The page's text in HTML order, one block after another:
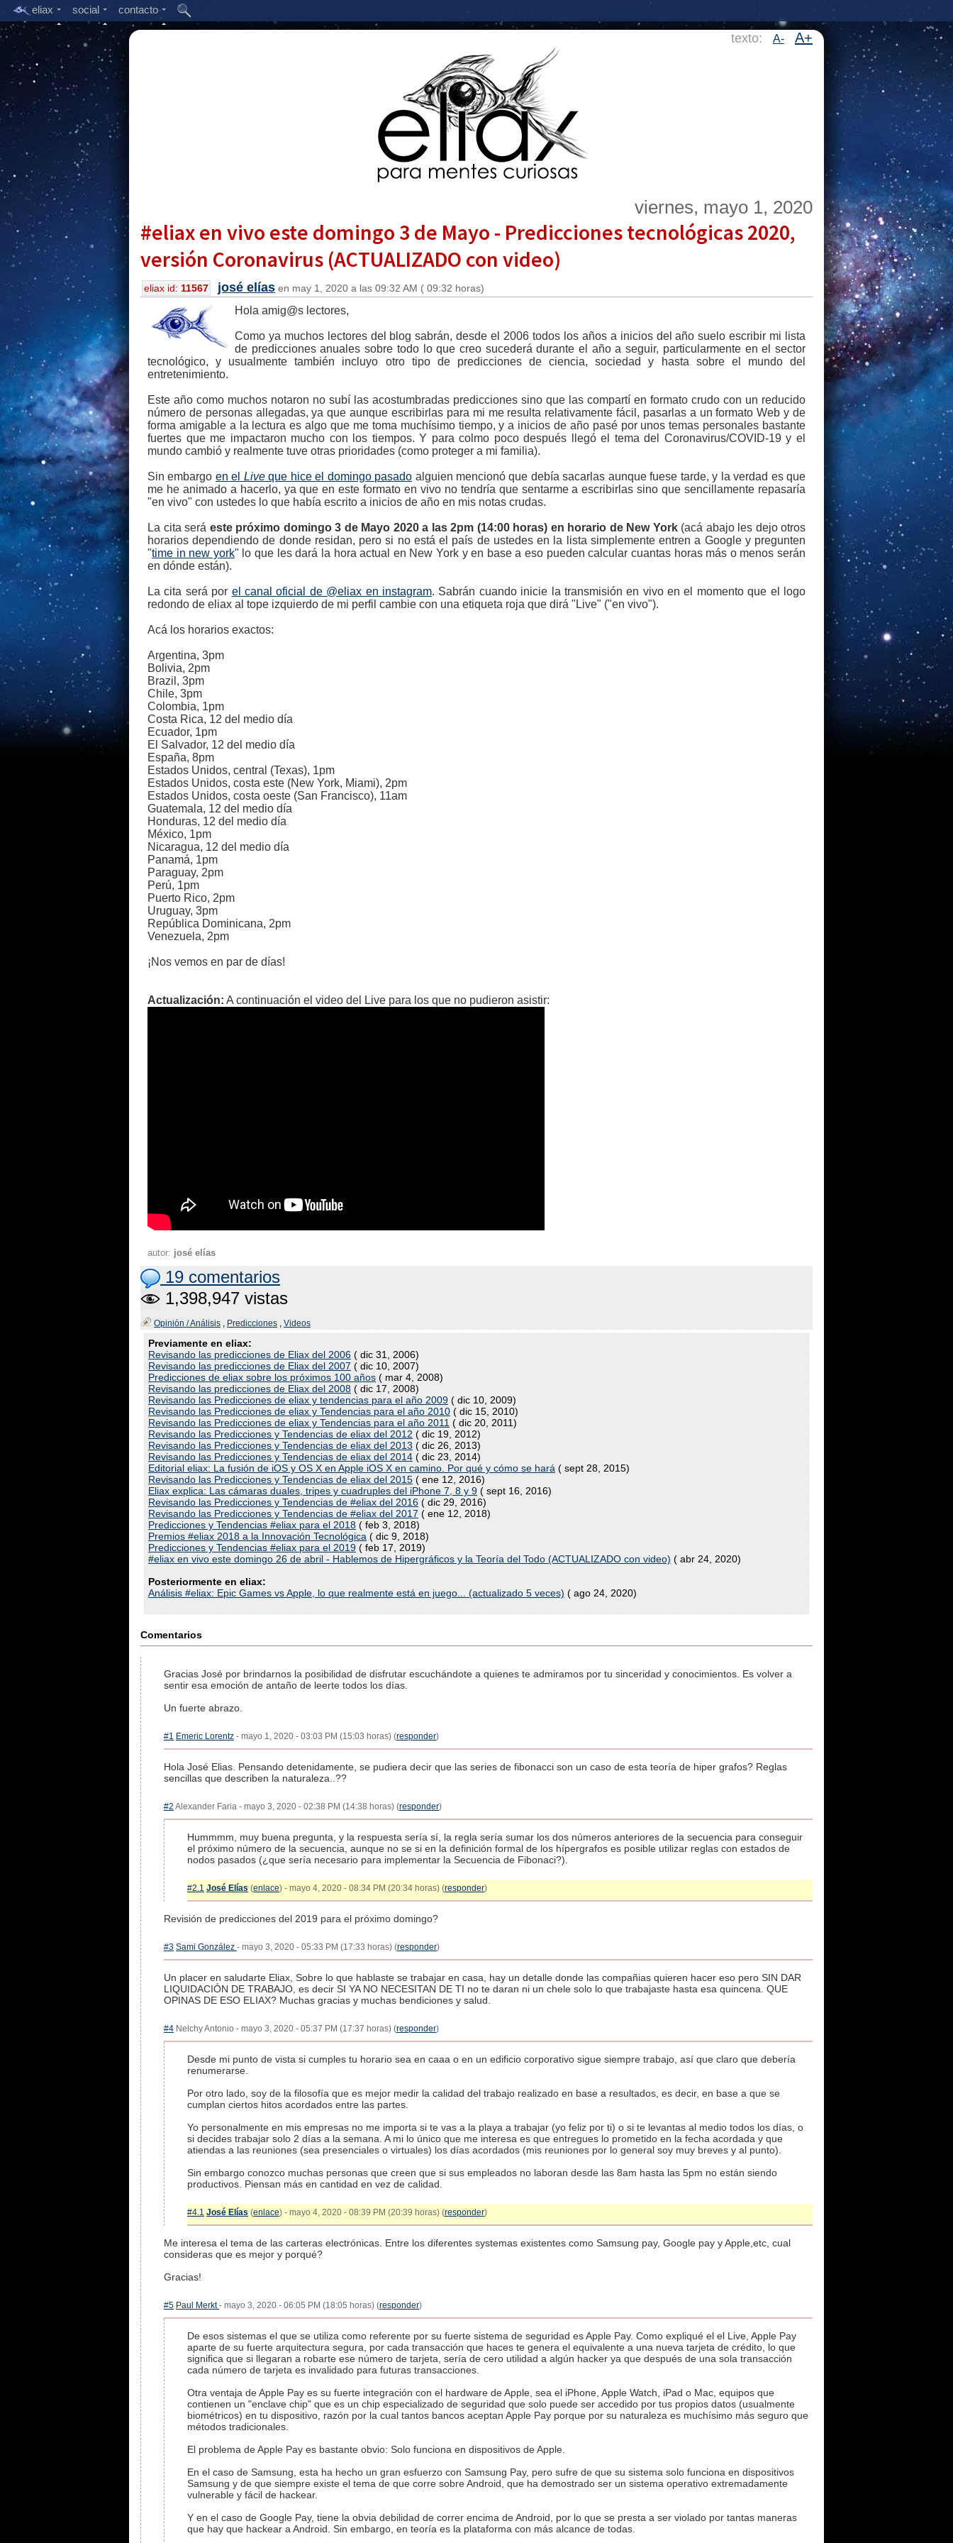
eliax social contacto
texto: A- A+
viernes, mayo 1, 2020
#eliax en vivo este domingo 3 de Mayo - Predicciones tecnológicas 2020,
versión Coronavirus (ACTUALIZADO con video)
eliax id: 11567 josé elías en may 1, 2020 a las 09:32 AM ( 09:32 horas)
Hola amig@s lectores,
Como ya muchos lectores del blog sabrán, desde el 2006 todos los años a inicios del año suelo escribir mi lista
de predicciones anuales sobre todo lo que creo sucederá durante el año a seguir, particularmente en el sector
tecnológico, y usualmente también incluyo otro tipo de predicciones de ciencia, sociedad y hasta sobre el mundo del
entretenimiento.
Este año como muchos notaron no subí las acostumbradas predicciones sino que las compartí en formato crudo con un reducido
número de personas allegadas, ya que aunque escribirlas para mi me resulta relativamente fácil, pasarlas a un formato Web y de
forma amigable a la lectura es algo que me toma muchísimo tiempo, y a inicios de año pasé por unos temas personales bastante
fuertes que me impactaron mucho con los tiempos. Y para colmo poco después llegó el tema del Coronavirus/COVID-19 y el
mundo cambió y realmente tuve otras prioridades (como proteger a mi familia).
Sin embargo en el Liveque hice el domingo pasado alguien mencionó que debía sacarlas aunque fuese tarde, y la verdad es que
me he animado a hacerlo, ya que en este formato en vivo no tendría que sentarme a escribirlas sino que sencillamente repasaría
"en vivo" con ustedes lo que había escrito a inicios de año en mis notas crudas.
La cita será este próximo domingo 3 de Mayo 2020 a las 2pm (14:00 horas) en horario de New York(acá abajo les dejo otros
horarios dependiendo de donde residan, pero si no está el país de ustedes en la lista simplemente entren a Google y pregunten
"time in new york" lo que les dará la hora actual en New York y en base a eso pueden calcular cuantas horas más o menos serán
en dónde están).
La cita será por el canal oficial de @eliax en instagram. Sabrán cuando inicie la transmisión en vivo en el momento que el logo
redondo de eliax al tope izquierdo de mi perfil cambie con una etiqueta roja que dirá "Live" ("en vivo").
Acá los horarios exactos:
Argentina, 3pm
Bolivia, 2pm
Brazil, 3pm
Chile, 3pm
Colombia, 1pm
Costa Rica, 12 del medio día
Ecuador, 1pm
El Salvador, 12 del medio día
España, 8pm
Estados Unidos, central (Texas), 1pm
Estados Unidos, costa este (New York, Miami), 2pm
Estados Unidos, costa oeste (San Francisco), 11am
Guatemala, 12 del medio día
Honduras, 12 del medio día
México, 1pm
Nicaragua, 12 del medio día
Panamá, 1pm
Paraguay, 2pm
Perú, 1pm
Puerto Rico, 2pm
Uruguay, 3pm
República Dominicana, 2pm
Venezuela, 2pm
¡Nos vemos en par de días!
Actualización: A continuación el video del Live para los que no pudieron asistir:
autor: josé elías
19 comentarios
1,398,947 vistas
Opinión / Análisis , Predicciones , Videos
Previamente en eliax:
Revisando las predicciones de Eliax del 2006 ( dic 31, 2006)
Revisando las predicciones de Eliax del 2007 ( dic 10, 2007)
Predicciones de eliax sobre los próximos 100 años ( mar 4, 2008)
Revisando las predicciones de Eliax del 2008 ( dic 17, 2008)
Revisando las Predicciones de eliax y tendencias para el año 2009 ( dic 10, 2009)
Revisando las Predicciones de eliax y Tendencias para el año 2010 ( dic 15, 2010)
Revisando las Predicciones de eliax y Tendencias para el año 2011 ( dic 20, 2011)
Revisando las Predicciones y Tendencias de eliax del 2012 ( dic 19, 2012)
Revisando las Predicciones y Tendencias de eliax del 2013 ( dic 26, 2013)
Revisando las Predicciones y Tendencias de eliax del 2014 ( dic 23, 2014)
Editorial eliax: La fusión de iOS y OS X en Apple iOS X en camino. Por qué y cómo se hará ( sept 28, 2015)
Revisando las Predicciones y Tendencias de eliax del 2015 ( ene 12, 2016)
Eliax explica: Las cámaras duales, tripes y cuadruples del iPhone 7, 8 y 9 ( sept 16, 2016)
Revisando las Predicciones y Tendencias de #eliax del 2016 ( dic 29, 2016)
Revisando las Predicciones y Tendencias de #eliax del 2017 ( ene 12, 2018)
Predicciones y Tendencias #eliax para el 2018 ( feb 3, 2018)
Premios #eliax 2018 a la Innovación Tecnológica ( dic 9, 2018)
Predicciones y Tendencias #eliax para el 2019 ( feb 17, 2019)
#eliax en vivo este domingo 26 de abril - Hablemos de Hipergráficos y la Teoría del Todo (ACTUALIZADO con video) ( abr 24, 2020)
Posteriormente en eliax:
Análisis #eliax: Epic Games vs Apple, lo que realmente está en juego... (actualizado 5 veces) ( ago 24, 2020)
Comentarios
Gracias José por brindarnos la posibilidad de disfrutar escuchándote a quienes te admiramos por tu sinceridad y conocimientos. Es volver a
sentir esa emoción de antaño de leerte todos los días.
Un fuerte abrazo.
#1 Emeric Lorentz - mayo 1, 2020 - 03:03 PM (15:03 horas) (responder)
Hola José Elias. Pensando detenidamente, se pudiera decir que las series de fibonacci son un caso de esta teoría de hiper grafos? Reglas
sencillas que describen la naturaleza..??
#2 Alexander Faria - mayo 3, 2020 - 02:38 PM (14:38 horas) (responder)
Hummmm, muy buena pregunta, y la respuesta sería sí, la regla sería sumar los dos números anteriores de la secuencia para conseguir
el próximo número de la secuencia, aunque no se si en la definición formal de los hípergrafos es posible utilizar reglas con estados de
nodos pasados (¿que sería necesario para implementar la Secuencia de Fibonaci?).
#2.1 José Elías (enlace) - mayo 4, 2020 - 08:34 PM (20:34 horas) (responder)
Revisión de predicciones del 2019 para el próximo domingo?
#3 Sami González - mayo 3, 2020 - 05:33 PM (17:33 horas) (responder)
Un placer en saludarte Eliax, Sobre lo que hablaste se trabajar en casa, hay un detalle donde las compañias quieren hacer eso pero SIN DAR
LIQUIDACIÓN DE TRABAJO, es decir SI YA NO NECESITAN DE TI no te daran ni un chele solo lo que trabajaste hasta esa quincena. QUE
OPINAS DE ESO ELIAX? Muchas gracias y muchas bendiciones y salud.
#4 Nelchy Antonio - mayo 3, 2020 - 05:37 PM (17:37 horas) (responder)
Desde mi punto de vista si cumples tu horario sea en caaa o en un edificio corporativo sigue siempre trabajo, así que claro que debería
renumerarse.
Por otro lado, soy de la filosofía que es mejor medir la calidad del trabajo realizado en base a resultados, es decir, en base a que se
cumplan ciertos hitos acordados entre las partes.
Yo personalmente en mis empresas no me importa si te vas a la playa a trabajar (yo feliz por ti) o si te levantas al medio todos los días, o
si decides trabajar solo 2 días a la semana. A mi lo único que me interesa es que entregues lo prometido en la fecha acordada y que
atiendas a las reuniones (sea presenciales o virtuales) los días acordados (mis reuniones por lo general soy muy breves y al punto).
Sin embargo conozco muchas personas que creen que si sus empleados no laboran desde las 8am hasta las 5pm no están siendo
productivos. Piensan más en cantidad en vez de calidad.
#4.1 José Elías (enlace) - mayo 4, 2020 - 08:39 PM (20:39 horas) (responder)
Me interesa el tema de las carteras electrónicas. Entre los diferentes systemas existentes como Samsung pay, Google pay y Apple,etc, cual
consideras que es mejor y porqué?
Gracias!
#5 Paul Merkt- mayo 3, 2020 - 06:05 PM (18:05 horas) (responder)
De esos sistemas el que se utiliza como referente por su fuerte sistema de seguridad es Apple Pay. Como expliqué el el Live, Apple Pay
aparte de su fuerte arquitectura segura, por cada transacción que haces te genera el equivalente a una nueva tarjeta de crédito, lo que
significa que si llegaran a robarte ese número de tarjeta, sería de cero utilidad a algún hacker ya que después de una sola transacción
cada número de tarjeta es invalidado para futuras transacciones.
Otra ventaja de Apple Pay es su fuerte integración con el hardware de Apple, sea el iPhone, Apple Watch, iPad o Mac, equipos que
contienen un "enclave chip" que es un chip especializado de seguridad que solo puede ser accedido por tus propios datos (usualmente
biométricos) en tu dispositivo, razón por la cual tantos bancos aceptan Apple Pay porque por su naturaleza es muchísimo más seguro que
métodos tradicionales.
El problema de Apple Pay es bastante obvio: Solo funciona en dispositivos de Apple.
En el caso de Samsung, esta ha hecho un gran esfuerzo con Samsung Pay, pero sufre de que su sistema solo funciona en dispositivos
Samsung y de que siempre existe el tema de que corre sobre Android, que ha demostrado ser un sistema operativo extremadamente
vulnerable y fácil de hackear.
Y en el caso de Google Pay, tiene la obvia debilidad de correr encima de Android, por lo que se presta a ser violado por tantas maneras
que hay que hackear a Android. Sin embargo, en teoría es la plataforma con más alcance de todas.